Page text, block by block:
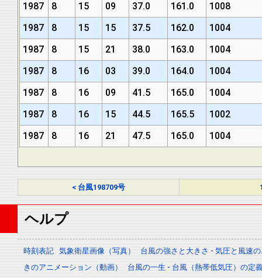
1987
8 15 09 37.0 161.0
1008
1987
8 15 15 37.5 162.0
1004
1987
8 15 21 38.0 163.0
1004
1987
8 16 03 39.0 164.0
1004
1987
8 16 09 41.5 165.0
1004
1987
8 16 15 44.5 165.5
1002
1987
8 16 21 47.5 165.0 1004
< 台風198709号
ヘルプ
時刻表記 気象衛星画像（写真）
台風の強さと大きさ - 気圧と風速
きのアニメーション（動画）
台風の一生 - 台風（熱帯低気圧）の定